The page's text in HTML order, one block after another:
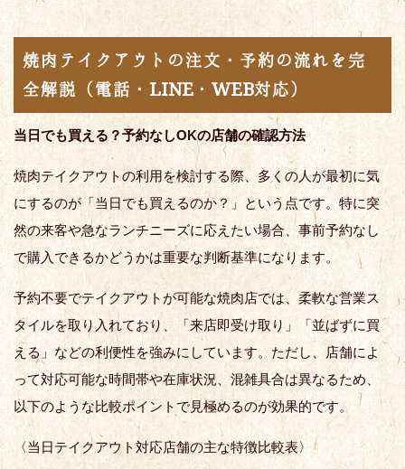
焼肉テイクアウトの注文・予約の流れを完
全解説（電話・LINE・WEB対応）
当日でも買える？予約なしOKの店舗の確認方法
焼肉テイクアウトの利用を検討する際、多くの人が最初に気
にするのが「当日でも買えるのか？」という点です。特に突
然の来客や急なランチニーズに応えたい場合、事前予約なし
で購入できるかどうかは重要な判断基準になります。
予約不要でテイクアウトが可能な焼肉店では、柔軟な営業ス
タイルを取り入れており、「来店即受け取り」「並ばずに買
える」などの利便性を強みにしています。ただし、店舗によ
って対応可能な時間帯や在庫状況、混雑具合は異なるため、
以下のような比較ポイントで見極めるのが効果的です。
〈当日テイクアウト対応店舗の主な特徴比較表〉